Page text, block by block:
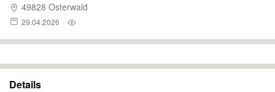
49828 Osterwald
29.04.2026
Details